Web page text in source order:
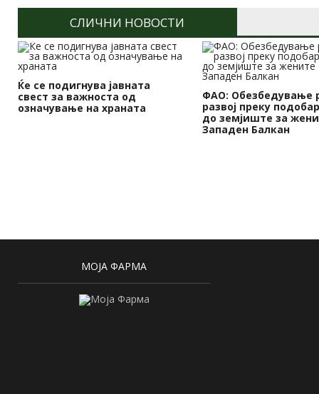
СЛИЧНИ НОВОСТИ
Ќе се подигнува јавната
свест за важноста од
означување на храната
ФАО: Обезбедување
развој преку
до земјиште за
Западен Балкан
МОЈА ФАРМА